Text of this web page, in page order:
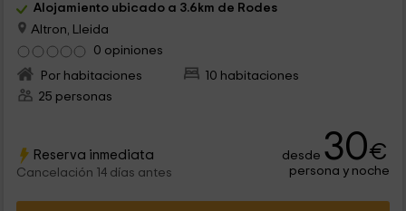
Alojamiento ubicado a 3.6km de Rodes
Altron, Lleida
0 opiniones
Por habitaciones
10 habitaciones
25 personas
Reserva inmediata
Cancelación 14 días antes
desde 30€
persona y noche